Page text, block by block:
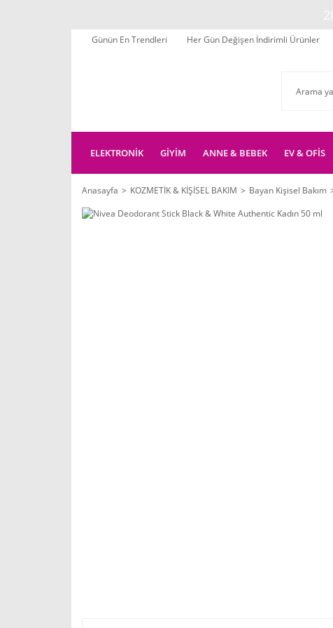
Günün En Trendleri Her Gün Değişen İndirimli Ürünler
ELEKTRONİK GİYİM ANNE & BEBEK EV & OFİS
Anasayfa KOZMETİK & KİŞİSEL BAKIM Bayan Kişisel Bakım